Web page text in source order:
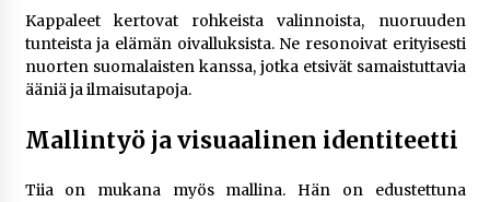
Kappaleet kertovat rohkeista valinnoista, nuoruuden
tunteista ja elämän oivalluksista. Ne resonoivat erityisesti
nuorten suomalaisten kanssa, jotka etsivät samaistuttavia
ääniä ja ilmaisutapoja.
Mallintyö ja visuaalinen identiteetti
Tiia on mukana myös mallina. Hän on edustettuna